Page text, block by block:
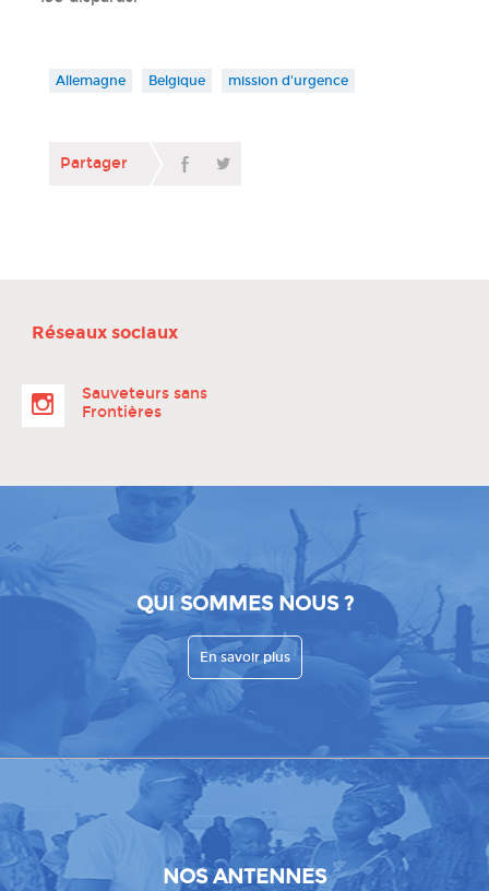
Allemagne Belgique mission d'urgence
Partager
Réseaux sociaux
Sauveteurs sans
Frontières
QUI SOMMES NOUS ?
En savoir plus
NOS ANTENNES